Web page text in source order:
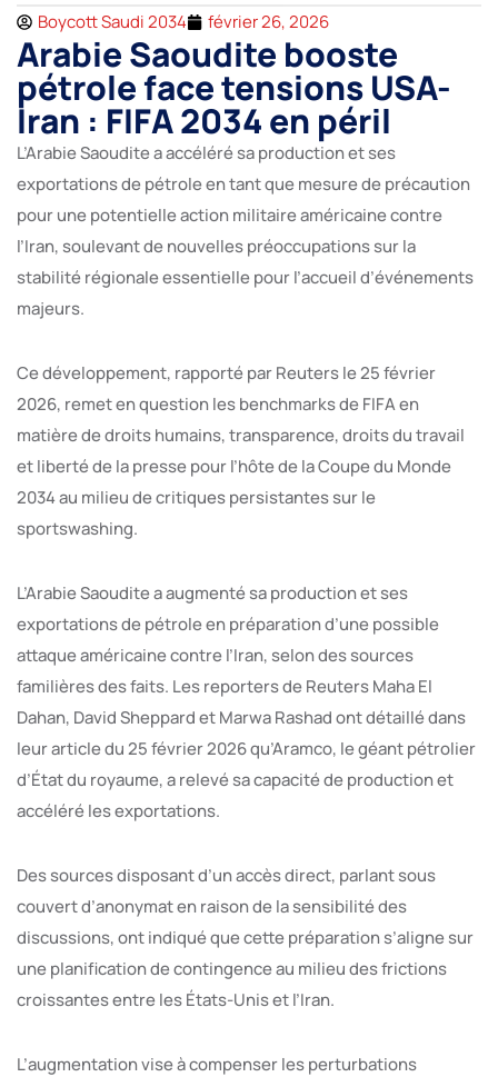
Boycott Saudi 2034 février 26, 2026
Arabie Saoudite booste
pétrole face tensions USA-
Iran : FIFA 2034 en péril
L’Arabie Saoudite a accéléré sa production et ses
exportations de pétrole en tant que mesure de précaution
pour une potentielle action militaire américaine contre
l’Iran, soulevant de nouvelles préoccupations sur la
stabilité régionale essentielle pour l’accueil d’événements
majeurs.
Ce développement, rapporté par Reuters le 25 février
2026, remet en question les benchmarks de FIFA en
matière de droits humains, transparence, droits du travail
et liberté de la presse pour l’hôte de la Coupe du Monde
2034 au milieu de critiques persistantes sur le
sportswashing.
L’Arabie Saoudite a augmenté sa production et ses
exportations de pétrole en préparation d’une possible
attaque américaine contre l’Iran, selon des sources
familières des faits. Les reporters de Reuters Maha El
Dahan, David Sheppard et Marwa Rashad ont détaillé dans
leur article du 25 février 2026 qu’Aramco, le géant pétrolier
d’État du royaume, a relevé sa capacité de production et
accéléré les exportations.
Des sources disposant d’un accès direct, parlant sous
couvert d’anonymat en raison de la sensibilité des
discussions, ont indiqué que cette préparation s’aligne sur
une planification de contingence au milieu des frictions
croissantes entre les États-Unis et l’Iran.
L’augmentation vise à compenser les perturbations